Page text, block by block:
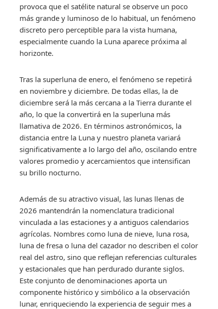
provoca que el satélite natural se observe un poco
más grande y luminoso de lo habitual, un fenómeno
discreto pero perceptible para la vista humana,
especialmente cuando la Luna aparece próxima al
horizonte.
Tras la superluna de enero, el fenómeno se repetirá
en noviembre y diciembre. De todas ellas, la de
diciembre será la más cercana a la Tierra durante el
año, lo que la convertirá en la superluna más
llamativa de 2026. En términos astronómicos, la
distancia entre la Luna y nuestro planeta variará
significativamente a lo largo del año, oscilando entre
valores promedio y acercamientos que intensifican
su brillo nocturno.
Además de su atractivo visual, las lunas llenas de
2026 mantendrán la nomenclatura tradicional
vinculada a las estaciones y a antiguos calendarios
agrícolas. Nombres como luna de nieve, luna rosa,
luna de fresa o luna del cazador no describen el color
real del astro, sino que reflejan referencias culturales
y estacionales que han perdurado durante siglos.
Este conjunto de denominaciones aporta un
componente histórico y simbólico a la observación
lunar, enriqueciendo la experiencia de seguir mes a